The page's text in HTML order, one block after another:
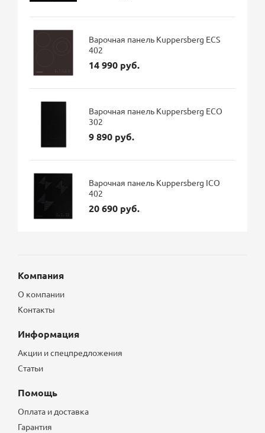
Варочная панель Kuppersberg ECS
402
14 990 руб.
Варочная панель Kuppersberg ECO
302
9 890 руб.
Варочная панель Kuppersberg ICO
402
20 690 руб.
Компания
О компании
Контакты
Информация
Акции и спецпредложения
Статьи
Помощь
Оплата и доставка
Гарантия